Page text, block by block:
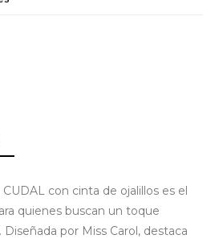
CUDAL con cinta de ojalillos es el
quienes buscan un toque
por Miss Carol, destaca